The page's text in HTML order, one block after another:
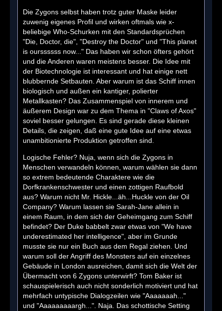
Die Zygons selbst haben trotz guter Maske leider
zuwenig eigenes Profil und wirken oftmals wie x-
beliebige Who-Schurken mit den Standardsprüchen
"Die, Doctor, die", "Destroy the Doctor" und "This planet
is ourssssss now..." Das haben wir schon öfters gehört
und die Anderen waren meistens besser. Die Idee mit
der Biotechnologie ist interessant und hat einige nett
blubbernde Setbauten. Aber warum ist das Schiff innen
biologisch und außen ein kantiger, polierter
Metallkasten? Das Zusammenspiel von innerem und
äußerem Design war zu dem Thema in "Claws of Axos"
soviel besser gelungen. Es sind gerade diese kleinen
Details, die zeigen, daß eine gute Idee auf eine etwas
unambitionierte Produktion getroffen sind.
Logische Fehler? Nuja, wenn sich die Zygons in
Menschen verwandeln können, warum wählen sie dann
so extrem bedeutende Charaktere wie die
Dorfkrankenschwester und einen zottigen Raufbold
aus? Warum nicht Mr. Hickle...äh...Huckle von der Oil
Company? Warum lassen sie Sarah-Jane allein in
einem Raum, in dem sich der Geheimgang zum Schiff
befindet? Der Duke babbelt zwar etwas von "We have
underestimated her intelligence", aber im Grunde
musste sie nur ein Buch aus dem Regal ziehen. Und
warum soll der Angriff des Monsters auf ein einzelnes
Gebäude in London ausreichen, damit sich die Welt der
Übermacht von 6 Zygons unterwirft? Tom Baker ist
schauspielerisch auch nicht sonderlich motiviert und hat
mehrfach untypische Dialogzeilen wie "Aaaaaaah..."
und "Aaaaaaaaargh...". Naja. Das schottische Setting